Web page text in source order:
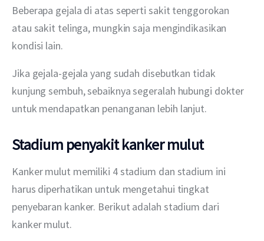
Beberapa gejala di atas seperti sakit tenggorokan
atau sakit telinga, mungkin saja mengindikasikan
kondisi lain.
Jika gejala-gejala yang sudah disebutkan tidak
kunjung sembuh, sebaiknya segeralah hubungi dokter
untuk mendapatkan penanganan lebih lanjut.
Stadium penyakit kanker mulut
Kanker mulut memiliki 4 stadium dan stadium ini
harus diperhatikan untuk mengetahui tingkat
penyebaran kanker. Berikut adalah stadium dari
kanker mulut.